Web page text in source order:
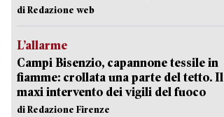
di Redazione web
L’allarme
Campi Bisenzio, capannone tessile in
fiamme: crollata una parte del tetto. Il
maxi intervento dei vigili del fuoco
di Redazione Firenze